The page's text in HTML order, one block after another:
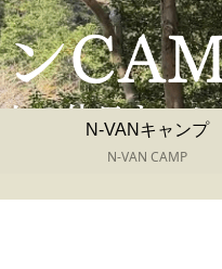
N-VANキャンプ
N-VAN CAMP